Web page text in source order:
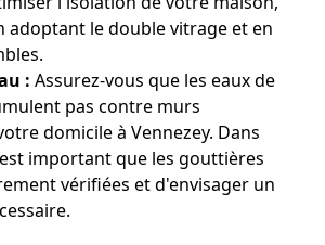
adoptant le double vitrage et en
: Assurez-vous que les eaux de
pas contre murs
domicile à Vennezey. Dans
important que les gouttières
vérifiées et d'envisager un